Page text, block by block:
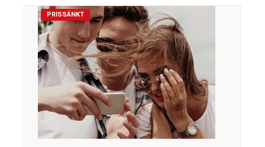
PRISSÄNKT